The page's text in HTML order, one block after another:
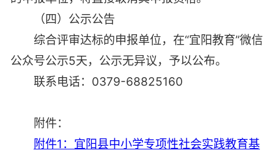
（四）公示公告
综合评审达标的申报单位，在“宜阳教育”微信
公众号公示5天，公示无异议，予以公布。
联系电话：0379-68825160
附件：
附件1：宜阳县中小学专项性社会实践教育基